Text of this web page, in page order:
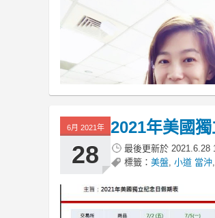
6月 2021年
28
2021年美國
最後更新於 2021.6.28
標籤： 美盤 小道 當沖